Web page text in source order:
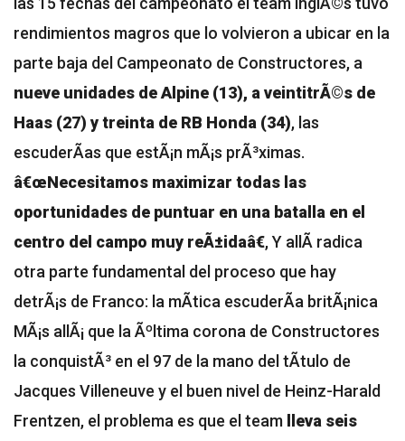
rendimientos magros que lo volvieron a ubicar en la
parte baja del Campeonato de Constructores, a
nueve unidades de Alpine (13), a veintitrÃ©s de
Haas (27) y treinta de RB Honda (34), las
escuderÃ­as que estÃ¡n mÃ¡s prÃ³ximas.
â€œNecesitamos maximizar todas las
oportunidades de puntuar en una batalla en el
centro del campo muy reÃ±idaâ€,Y allÃ­ radica
otra parte fundamental del proceso que hay
detrÃ¡s de Franco: la mÃ­tica escuderÃ­a britÃ¡nica
MÃ¡s allÃ¡ que la Ãºltima corona de Constructores
la conquistÃ³ en el 97 de la mano del tÃ­tulo de
Jacques Villeneuve y el buen nivel de Heinz-Harald
Frentzen, el problema es que el team
lleva seis